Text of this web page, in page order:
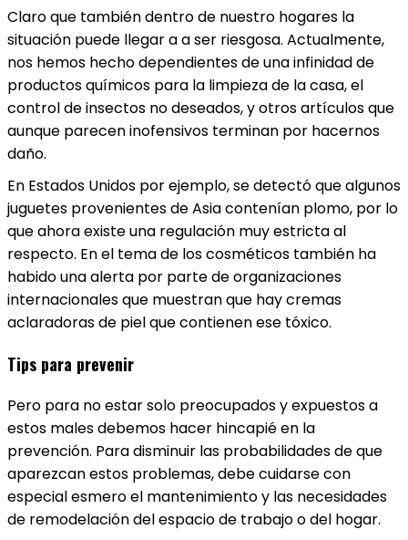
Claro que también dentro de nuestro hogares la
situación puede llegar a a ser riesgosa. Actualmente,
nos hemos hecho dependientes de una infinidad de
productos químicos para la limpieza de la casa, el
control de insectos no deseados, y otros artículos que
aunque parecen inofensivos terminan por hacernos
daño.
En Estados Unidos por ejemplo, se detectó que algunos
juguetes provenientes de Asia contenían plomo, por lo
que ahora existe una regulación muy estricta al
respecto. En el tema de los cosméticos también ha
habido una alerta por parte de organizaciones
internacionales que muestran que hay cremas
aclaradoras de piel que contienen ese tóxico.
Tips para prevenir
Pero para no estar solo preocupados y expuestos a
estos males debemos hacer hincapié en la
prevención. Para disminuir las probabilidades de que
aparezcan estos problemas, debe cuidarse con
especial esmero el mantenimiento y las necesidades
de remodelación del espacio de trabajo o del hogar.